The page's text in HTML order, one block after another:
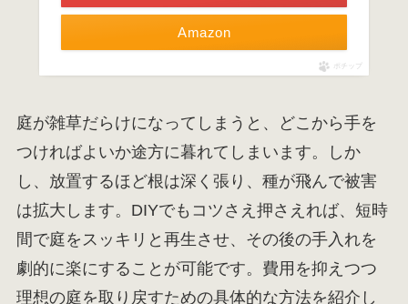
Amazon
ポチップ
庭が雑草だらけになってしまうと、どこから手を
つければよいか途方に暮れてしまいます。しか
し、放置するほど根は深く張り、種が飛んで被害
は拡大します。DIYでもコツさえ押さえれば、短時
間で庭をスッキリと再生させ、その後の手入れを
劇的に楽にすることが可能です。費用を抑えつつ
理想の庭を取り戻すための具体的な方法を紹介し